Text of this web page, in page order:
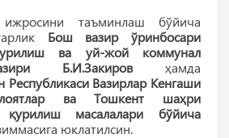
таъминлаш бўйича
Бош вазир ўринбосари
ва уй-жой коммунал
Б.И.Закиров ҳамда
Республикаси Вазирлар Кенгаши
ва Тошкент шаҳри
қурилиш масалалари бўйича
юклатилсин.